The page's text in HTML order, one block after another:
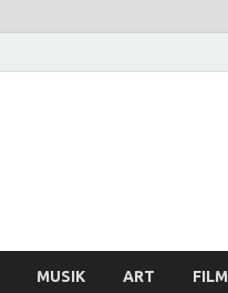
MUSIK ART FILM